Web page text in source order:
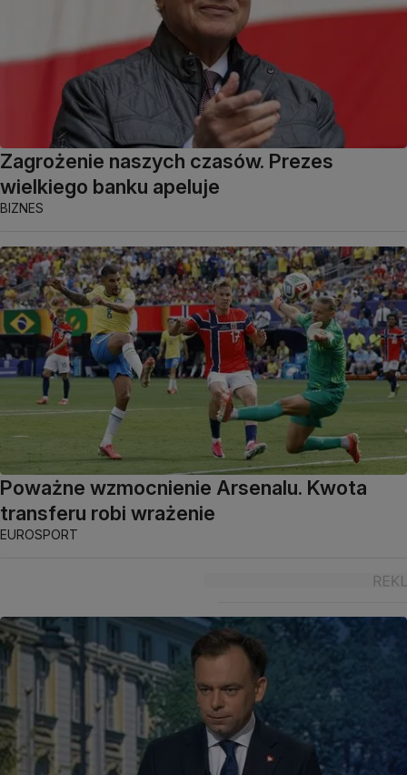
Zagrożenie naszych czasów. Prezes
wielkiego banku apeluje
BIZNES
Poważne wzmocnienie Arsenalu. Kwota
transferu robi wrażenie
EUROSPORT